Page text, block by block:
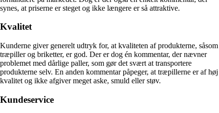
synes, at priserne er steget og ikke længere er så attraktive.
Kvalitet
Kunderne giver generelt udtryk for, at kvaliteten af produkterne, såsom
træpiller og briketter, er god. Der er dog én kommentar, der nævner
problemet med dårlige paller, som gør det svært at transportere
produkterne selv. En anden kommentar påpeger, at træpillerne er af høj
kvalitet og ikke afgiver meget aske, smuld eller støv.
Kundeservice